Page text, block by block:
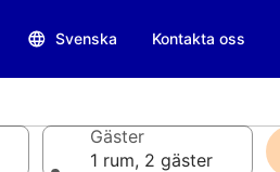
Svenska
Kontakta oss
Gäster
1 rum, 2 gäster